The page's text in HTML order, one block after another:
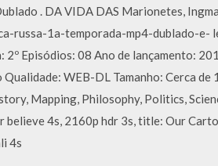
. DA VIDA DAS Marionetes,
russa-1a-temporada-mp4-dublado-e-
2º Episódios: 08 Ano de lançamento:
WEB-DL Tamanho: Cerca de
Mapping, Philosophy, Politics,
believe 4s, 2160p hdr 3s, title: Our
4s